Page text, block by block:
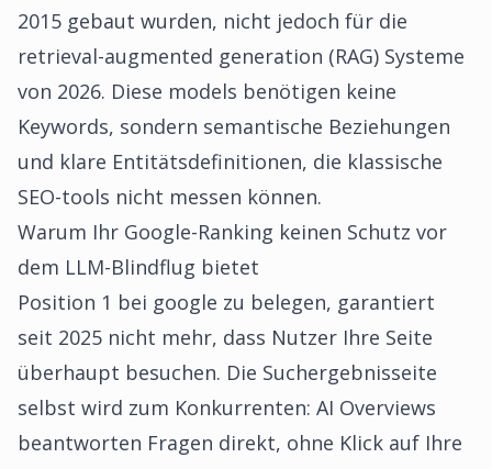
2015 gebaut wurden, nicht jedoch für die
retrieval-augmented generation (RAG) Systeme
von 2026. Diese models benötigen keine
Keywords, sondern semantische Beziehungen
und klare Entitätsdefinitionen, die klassische
SEO-tools nicht messen können.
Warum Ihr Google-Ranking keinen Schutz vor
dem LLM-Blindflug bietet
Position 1 bei google zu belegen, garantiert
seit 2025 nicht mehr, dass Nutzer Ihre Seite
überhaupt besuchen. Die Suchergebnisseite
selbst wird zum Konkurrenten: AI Overviews
beantworten Fragen direkt, ohne Klick auf Ihre